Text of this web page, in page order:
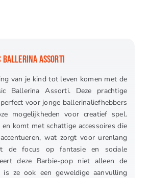
ASSORTI
van je kind tot leven komen met de
Ballerina Assorti. Deze prachtige
voor jonge ballerinaliefhebbers
mogelijkheden voor creatief spel.
komt met schattige accessoires die
wat zorgt voor urenlang
de focus op fantasie en sociale
deze Barbie-pop niet alleen de
is ze ook een geweldige aanvulling